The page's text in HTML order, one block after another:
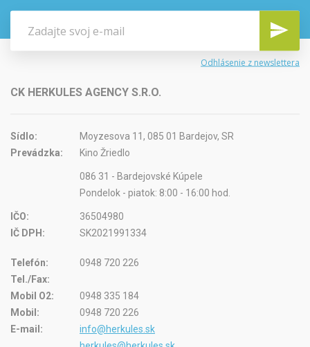
Odhlásenie z newslettera
CK HERKULES AGENCY S.R.O.
Sídlo:
Moyzesova 11, 085 01 Bardejov, SR
Prevádzka:
Kino Žriedlo
086 31 - Bardejovské Kúpele
Pondelok - piatok: 8:00 - 16:00 hod.
IČO:
36504980
IČ DPH:
SK2021991334
Telefón:
0948 720 226
Tel./Fax:
Mobil O2:
0948 335 184
Mobil:
0948 720 226
E-mail:
info@herkules.sk